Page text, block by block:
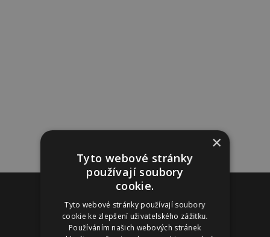
Reklama
×
Tyto webové stránky
používají soubory
cookie.
Tyto webové stránky používají soubory
cookie ke zlepšení uživatelského zážitku.
Používáním našich webových stránek